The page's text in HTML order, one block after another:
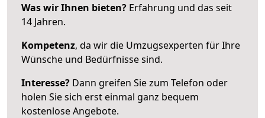
Was wir Ihnen bieten? Erfahrung und das seit
14 Jahren.
Kompetenz, da wir die Umzugsexperten für Ihre
Wünsche und Bedürfnisse sind.
Interesse? Dann greifen Sie zum Telefon oder
holen Sie sich erst einmal ganz bequem
kostenlose Angebote.